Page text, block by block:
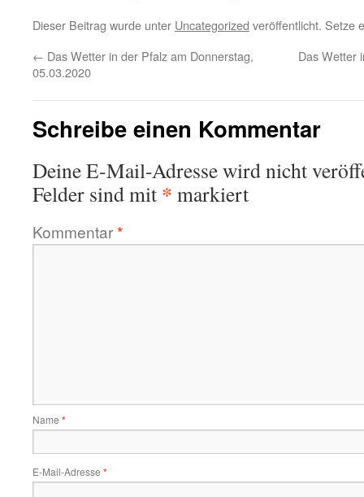
Dieser Beitrag wurde unter Uncategorized veröffentlicht. Setze
← Das Wetter in der Pfalz am Donnerstag,
05.03.2020
Das Wetter
Schreibe einen Kommentar
Deine E-Mail-Adresse wird nicht
Felder sind mit * markiert
Kommentar*
Name *
E-Mail-Adresse *